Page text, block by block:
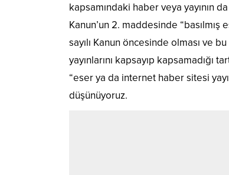
kapsamındaki haber veya yayının
Kanun’un 2. maddesinde
sayılı Kanun öncesinde olması ve
yayınlarını kapsayıp kapsamadığı
“eser ya da internet haber sitesi
düşünüyoruz.